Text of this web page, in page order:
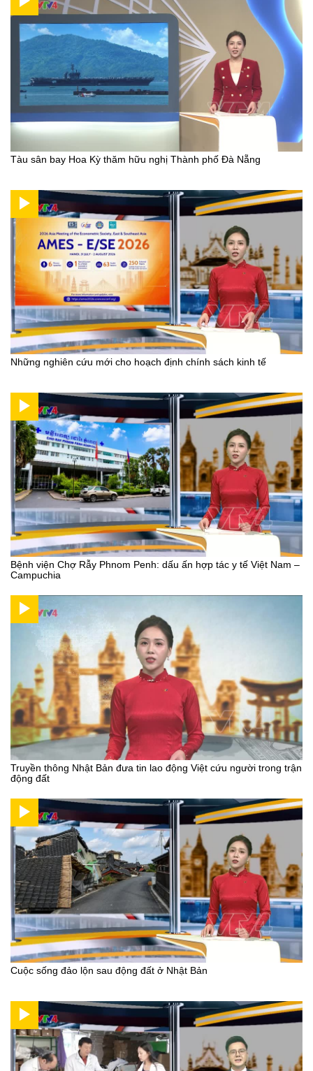
Tàu sân bay Hoa Kỳ thăm hữu nghị Thành phố Đà Nẵng
Những nghiên cứu mới cho hoạch định chính sách kinh tế
Bệnh viện Chợ Rẫy Phnom Penh: dấu ấn hợp tác y tế Việt Nam –
Campuchia
Truyền thông Nhật Bản đưa tin lao động Việt cứu người trong trận
động đất
Cuộc sống đảo lộn sau động đất ở Nhật Bản